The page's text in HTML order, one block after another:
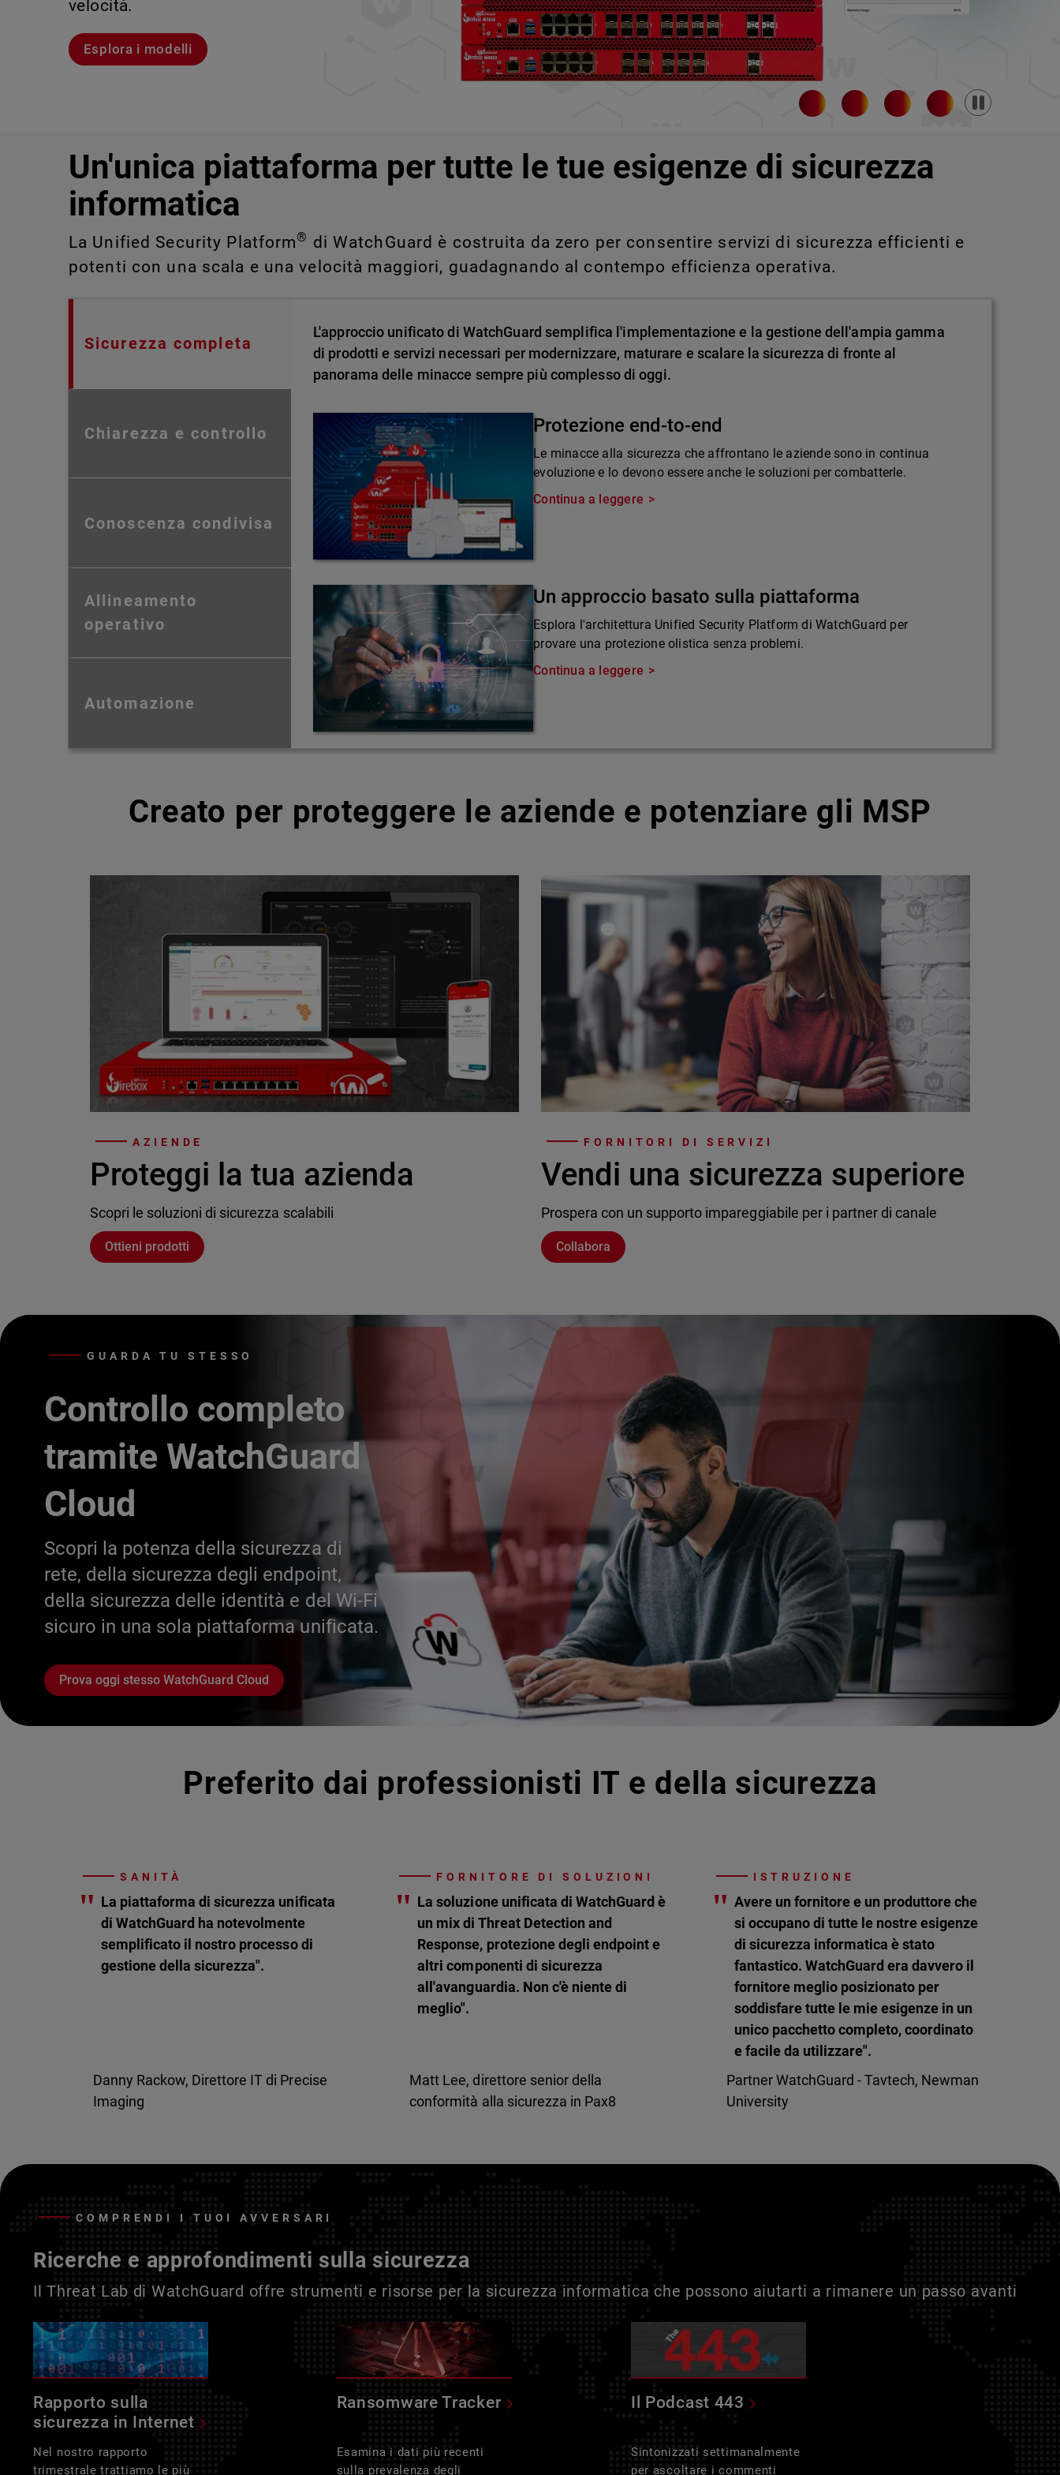
velocità.
Esplora i modelli
violazioni e portare alla luce rischi legati a Shadow AI e Shadow
IT impossibili da rilevare o gestire manualmente su larga scala.
Scopri Rai
Scopri WatchGuard EDR
Pause
Un'unica piattaforma per tutte le tue esigenze di sicurezza
informatica
La Unified Security Platform® di WatchGuard è costruita da zero per consentire servizi di sicurezza efficienti e
potenti con una scala e una velocità maggiori, guadagnando al contempo efficienza operativa.
Sicurezza completa
Chiarezza e controllo
Conoscenza condivisa
Allineamento
operativo
Automazione
L'approccio unificato di WatchGuard semplifica l'implementazione e la gestione dell'ampia gamma
di prodotti e servizi necessari per modernizzare, maturare e scalare la sicurezza di fronte al
panorama delle minacce sempre più complesso di oggi.
Protezione end-to-end
Le minacce alla sicurezza che affrontano le aziende sono in continua
evoluzione e lo devono essere anche le soluzioni per combatterle.
Continua a leggere
Un approccio basato sulla piattaforma
Esplora l'architettura Unified Security Platform di WatchGuard per
provare una protezione olistica senza problemi.
Continua a leggere
Creato per proteggere le aziende e potenziare gli MSP
AZIENDE
Proteggi la tua azienda
Scopri le soluzioni di sicurezza scalabili
Ottieni prodotti
FORNITORI DI SERVIZI
Vendi una sicurezza superiore
Prospera con un supporto impareggiabile per i partner di canale
Collabora
GUARDA TU STESSO
Controllo completo
tramite WatchGuard
Cloud
Scopri la potenza della sicurezza di
rete, della sicurezza degli endpoint,
della sicurezza delle identità e del Wi-Fi
sicuro in una sola piattaforma unificata.
Prova oggi stesso WatchGuard Cloud
Preferito dai professionisti IT e della sicurezza
SANITÀ
" La piattaforma di sicurezza unificata
di WatchGuard ha notevolmente
semplificato il nostro processo di
gestione della sicurezza".
Danny Rackow, Direttore IT di Precise
Imaging
FORNITORE DI SOLUZIONI
" La soluzione unificata di WatchGuard è
un mix di Threat Detection and
Response, protezione degli endpoint e
altri componenti di sicurezza
all'avanguardia. Non c'è niente di
meglio".
Matt Lee, direttore senior della
conformità alla sicurezza in Pax8
ISTRUZIONE
" Avere un fornitore e un produttore che
si occupano di tutte le nostre esigenze
di sicurezza informatica è stato
fantastico. WatchGuard era davvero il
fornitore meglio posizionato per
soddisfare tutte le mie esigenze in un
unico pacchetto completo, coordinato
e facile da utilizzare".
Partner WatchGuard - Tavtech, Newman
University
COMPRENDI I TUOI AVVERSARI
Ricerche e approfondimenti sulla sicurezza
Il Threat Lab di WatchGuard offre strumenti e risorse per la sicurezza informatica che possono aiutarti a rimanere un passo avanti
Rapporto sulla
sicurezza in Internet
Nel nostro rapporto
trimestrale trattiamo le più
Ransomware Tracker
Esamina i dati più recenti
sulla prevalenza degli
Il Podcast 443
Sintonizzati settimanalmente
per ascoltare i commenti